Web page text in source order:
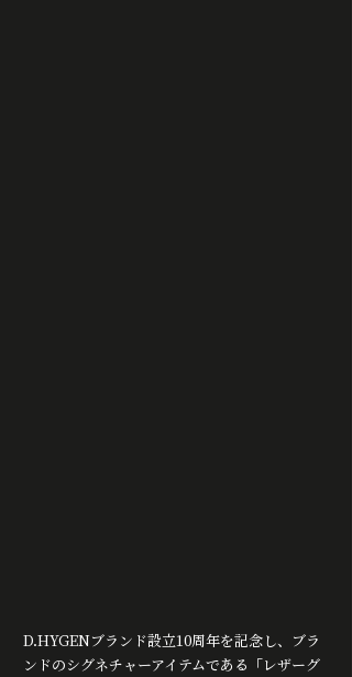
D.HYGENブランド設立10周年を記念し、ブラ
ンドのシグネチャーアイテムである「レザーグ